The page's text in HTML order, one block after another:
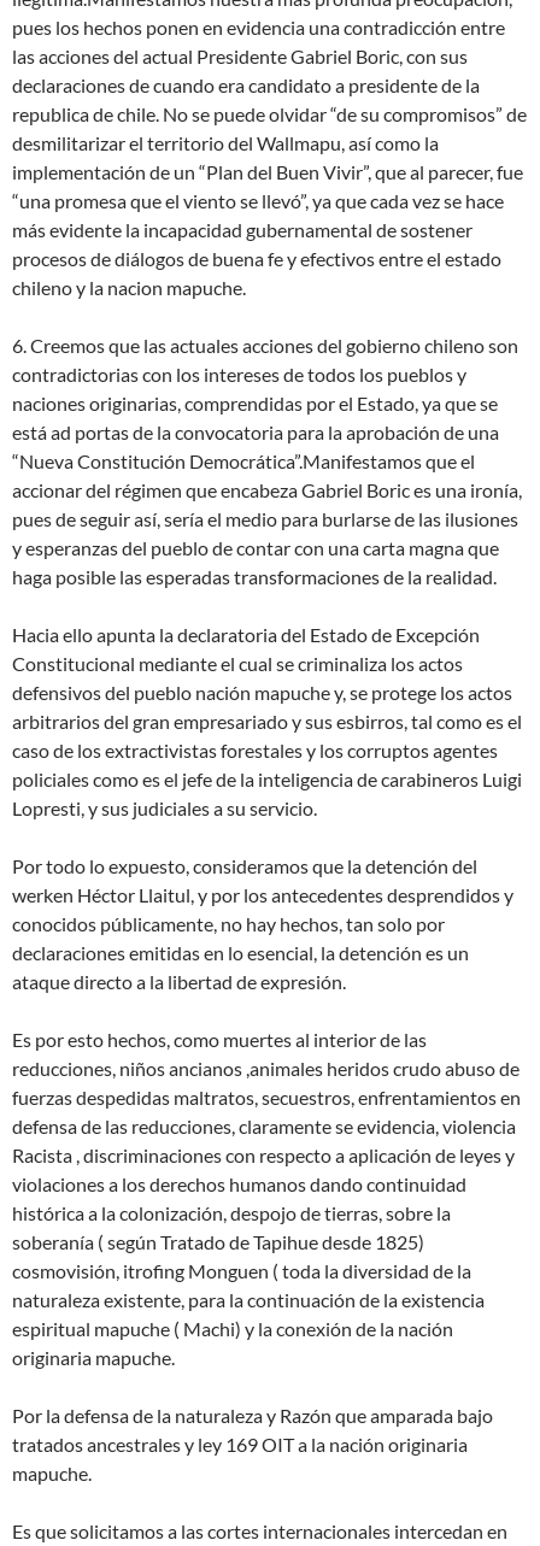
pues los hechos ponen en evidencia una contradicción entre
las acciones del actual Presidente Gabriel Boric, con sus
declaraciones de cuando era candidato a presidente de la
republica de chile. No se puede olvidar “de su compromisos” de
desmilitarizar el territorio del Wallmapu, así como la
implementación de un “Plan del Buen Vivir”, que al parecer, fue
“una promesa que el viento se llevó”, ya que cada vez se hace
más evidente la incapacidad gubernamental de sostener
procesos de diálogos de buena fe y efectivos entre el estado
chileno y la nacion mapuche.
6. Creemos que las actuales acciones del gobierno chileno son
contradictorias con los intereses de todos los pueblos y
naciones originarias, comprendidas por el Estado, ya que se
está ad portas de la convocatoria para la aprobación de una
“Nueva Constitución Democrática”.​Manifestamos que el
accionar del régimen que encabeza Gabriel Boric es una ironía,
pues de seguir así, sería el medio para burlarse de las ilusiones
y esperanzas del pueblo de contar con una carta magna que
haga posible las esperadas transformaciones de la realidad.
Hacia ello apunta la declaratoria del Estado de Excepción
Constitucional mediante el cual se criminaliza los actos
defensivos del pueblo nación mapuche y, se protege los actos
arbitrarios del gran empresariado y sus esbirros, tal como es el
caso de los extractivistas forestales y los corruptos agentes
policiales como es el jefe de la inteligencia de carabineros Luigi
Lopresti, y sus judiciales a su servicio.
Por todo lo expuesto, consideramos que la detención del
werken Héctor Llaitul, y por los antecedentes desprendidos y
conocidos públicamente, no hay hechos, tan solo por
declaraciones emitidas en lo esencial, la detención es un
ataque directo a la libertad de expresión.
Es por esto hechos, como muertes al interior de las
reducciones, niños ancianos ,animales heridos crudo abuso de
fuerzas despedidas maltratos, secuestros, enfrentamientos en
defensa de las reducciones, claramente se evidencia, violencia
Racista , discriminaciones con respecto a aplicación de leyes y
violaciones a los derechos humanos dando continuidad
histórica a la colonización, despojo de tierras, sobre la
soberanía ( según Tratado de Tapihue desde 1825)
cosmovisión, itrofing Monguen ( toda la diversidad de la
naturaleza existente, para la continuación de la existencia
espiritual mapuche ( Machi) y la conexión de la nación
originaria mapuche.
Por la defensa de la naturaleza y Razón que amparada bajo
tratados ancestrales y ley 169 OIT a la nación originaria
mapuche.
Es que solicitamos a las cortes internacionales intercedan en